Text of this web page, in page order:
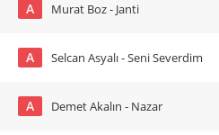
A Murat Boz - Janti
A Selcan Asyalı - Seni Severdim
A Demet Akalın - Nazar